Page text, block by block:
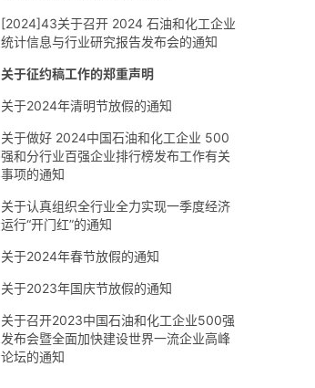
[2024]43关于召开 2024 石油和化工企业
统计信息与行业研究报告发布会的通知
关于征约稿工作的郑重声明
关于2024年清明节放假的通知
关于做好 2024中国石油和化工企业 500
强和分行业百强企业排行榜发布工作有关
事项的通知
关于认真组织全行业全力实现一季度经济
运行“开门红”的通知
关于2024年春节放假的通知
关于2023年国庆节放假的通知
关于召开2023中国石油和化工企业500强
发布会暨全面加快建设世界一流企业高峰
论坛的通知